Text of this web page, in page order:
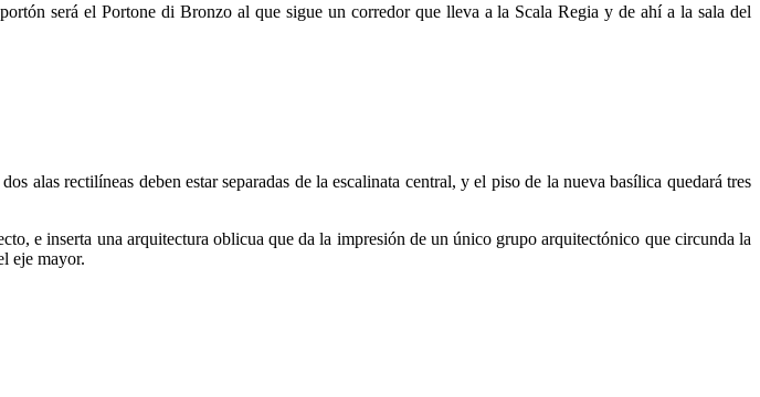
será el Portone di Bronzo al que sigue un corredor que lleva a la Scala Regia y de ahí a la sala del
alas rectilíneas deben estar separadas de la escalinata central, y el piso de la nueva basílica quedará tres
e inserta una arquitectura oblicua que da la impresión de un único grupo arquitectónico que circunda la
eje mayor.